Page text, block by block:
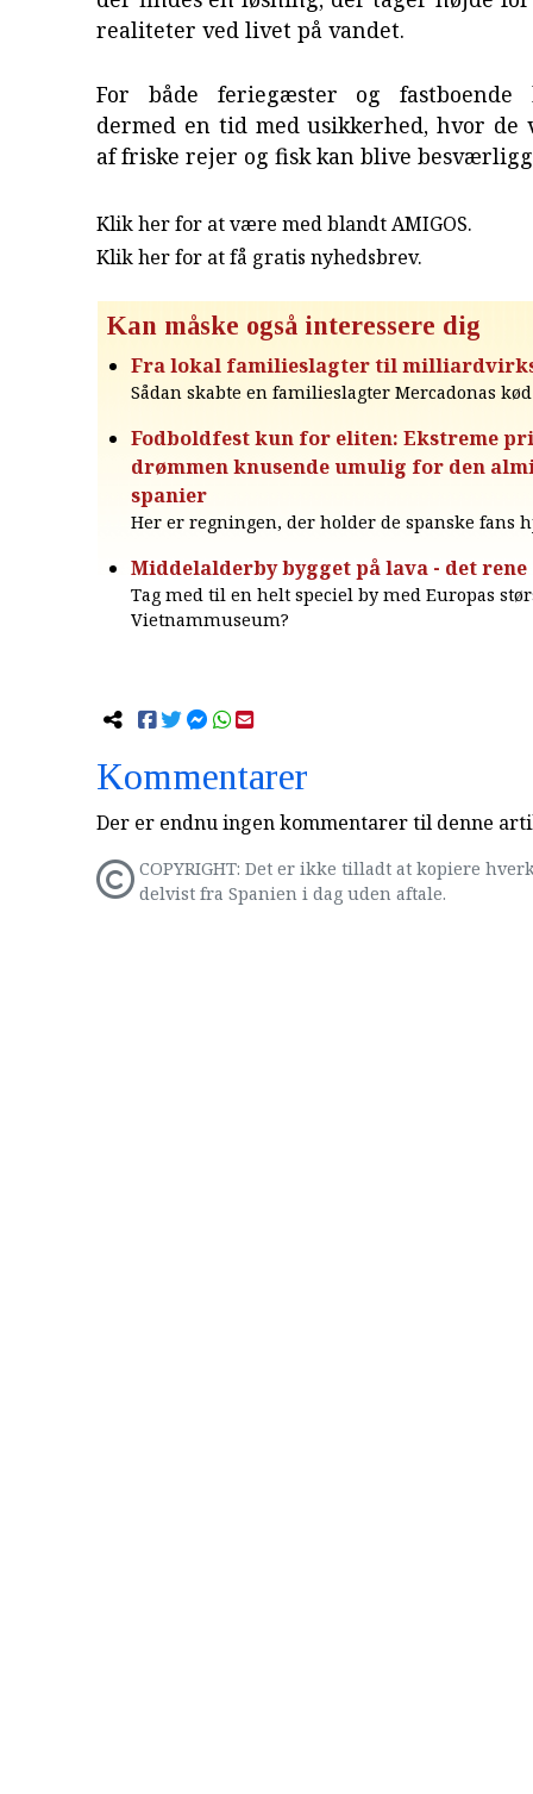
realiteter ved livet på vandet.
For både feriegæster og fastboende
dermed en tid med usikkerhed, hvor de
af friske rejer og fisk kan blive
Klik her for at være med blandt AMIGOS.
Klik her for at få gratis nyhedsbrev.
Kan måske også interessere dig
Fra lokal familieslagter til
Sådan skabte en familieslagter Mercadonas
Fodboldfest kun for eliten: Ekstreme
drømmen knusende umulig for den
spanier
Her er regningen, der holder de spanske fans
Middelalderby bygget på lava - det
Tag med til en helt speciel by med Europas
Vietnammuseum?
Kommentarer
Der er endnu ingen kommentarer til denne
COPYRIGHT: Det er ikke tilladt at kopiere
delvist fra Spanien i dag uden aftale.